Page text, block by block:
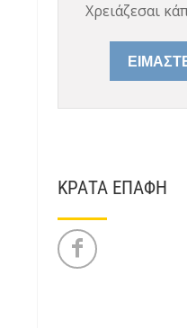
Χρειάζεσαι
ΚΡΑΤΑ ΕΠΑΦΗ